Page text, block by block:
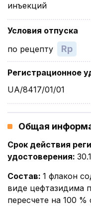
инъекций
Условия отпуска
по рецепту
Rp
Регистрационное
UA/8417/01/01
Общая
Срок действия
удостоверения:
Состав: 1 флакон
виде цефтазидима
пересчете на 100